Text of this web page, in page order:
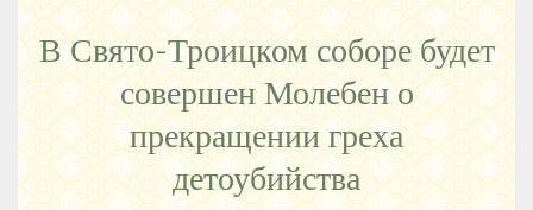
В Свято-Троицком соборе будет
совершен Молебен о
прекращении греха
детоубийства